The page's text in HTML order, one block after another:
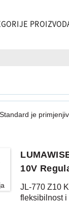
je
10V
JL-770 Z10
fleksibilnost